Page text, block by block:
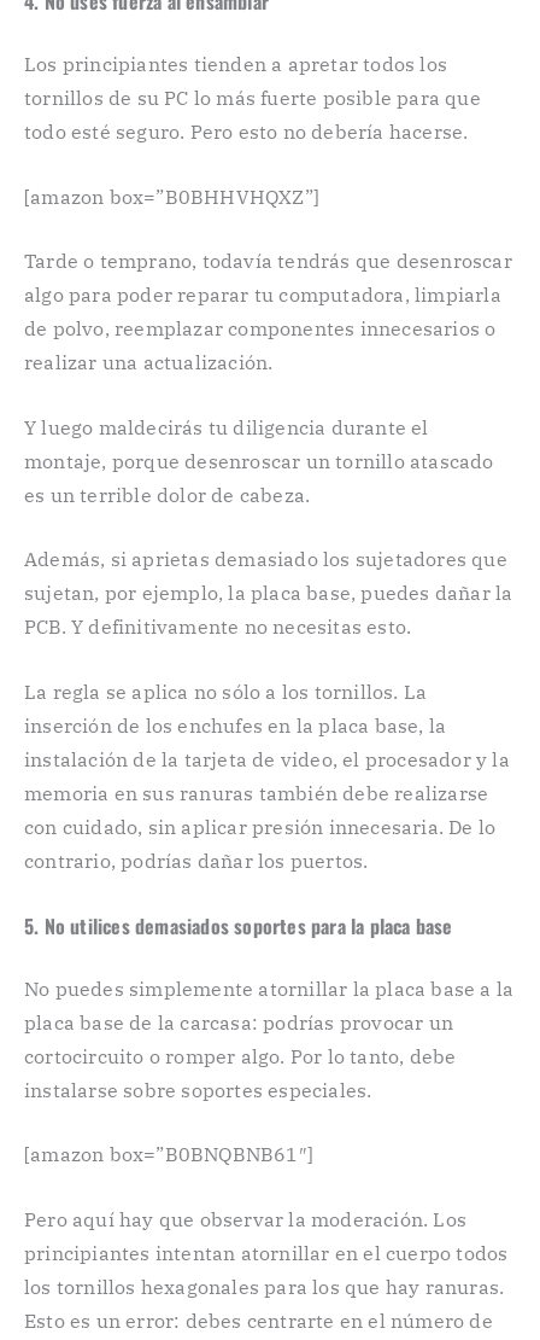
Los principiantes tienden a apretar todos los
tornillos de su PC lo más fuerte posible para que
todo esté seguro. Pero esto no debería hacerse.
[amazon box=”B0BHHVHQXZ”]
Tarde o temprano, todavía tendrás que desenroscar
algo para poder reparar tu computadora, limpiarla
de polvo, reemplazar componentes innecesarios o
realizar una actualización.
Y luego maldecirás tu diligencia durante el
montaje, porque desenroscar un tornillo atascado
es un terrible dolor de cabeza.
Además, si aprietas demasiado los sujetadores que
sujetan, por ejemplo, la placa base, puedes dañar la
PCB. Y definitivamente no necesitas esto.
La regla se aplica no sólo a los tornillos. La
inserción de los enchufes en la placa base, la
instalación de la tarjeta de video, el procesador y la
memoria en sus ranuras también debe realizarse
con cuidado, sin aplicar presión innecesaria. De lo
contrario, podrías dañar los puertos.
5. No utilices demasiados soportes para la placa base
No puedes simplemente atornillar la placa base a la
placa base de la carcasa: podrías provocar un
cortocircuito o romper algo. Por lo tanto, debe
instalarse sobre soportes especiales.
[amazon box=”B0BNQBNB61″]
Pero aquí hay que observar la moderación. Los
principiantes intentan atornillar en el cuerpo todos
los tornillos hexagonales para los que hay ranuras.
Esto es un error: debes centrarte en el número de